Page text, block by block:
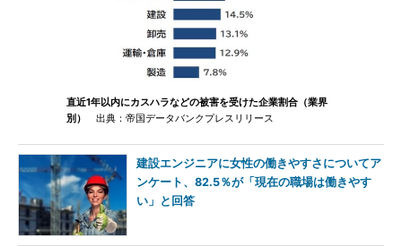
直近1年以内にカスハラなどの被害を受けた企業割合（業界
別）
出典：帝国データバンクプレスリリース
建設エンジニアに女性の働きやすさについてア
ンケート、82.5％が「現在の職場は働きやす
い」と回答